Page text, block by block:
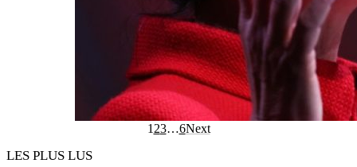
1 23…6Next
LES PLUS LUS